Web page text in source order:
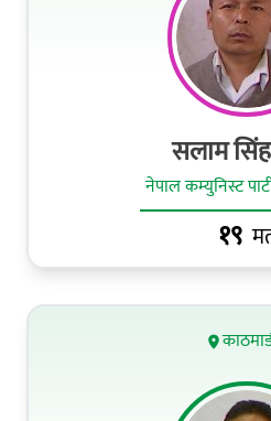
सलाम
नेपाल कम्युनिस्ट
१९